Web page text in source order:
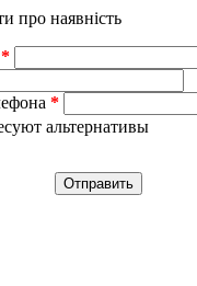
про наявність
альтернативы
Отправить